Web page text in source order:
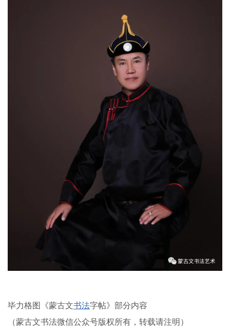
毕力格图《蒙古文书法字帖》部分内容
（蒙古文书法微信公众号版权所有，转载请注明）